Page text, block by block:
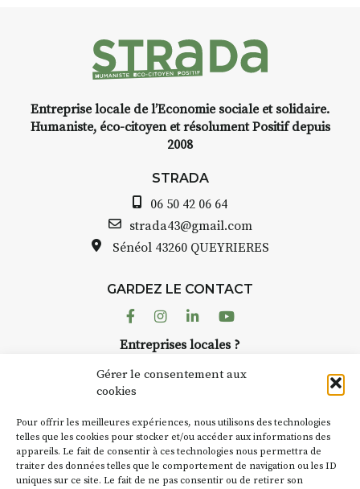
Gérer le consentement aux
cookies
Pour offrir les meilleures expériences, nous utilisons des technologies
telles que les cookies pour stocker et/ou accéder aux informations des
appareils. Le fait de consentir à ces technologies nous permettra de
traiter des données telles que le comportement de navigation ou les ID
uniques sur ce site. Le fait de ne pas consentir ou de retirer son
Entreprise locale de l’Economie sociale et solidaire.
Humaniste, éco-citoyen et résolument Positif depuis
2008
STRADA
06 50 42 06 64
strada43@gmail.com
Sénéol 43260 QUEYRIERES
GARDEZ LE CONTACT
FacebookInstagram
LinkedinYoutube
Entreprises locales ?
Suivez toute l'actu de Strada